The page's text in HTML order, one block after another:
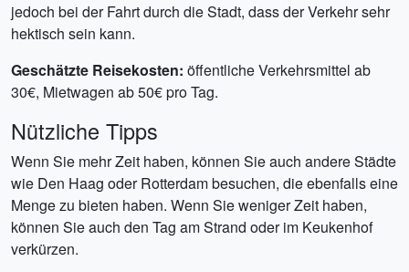
jedoch bei der Fahrt durch die Stadt, dass der Verkehr sehr
hektisch sein kann.
Geschätzte Reisekosten: öffentliche Verkehrsmittel ab
30€, Mietwagen ab 50€ pro Tag.
Nützliche Tipps
Wenn Sie mehr Zeit haben, können Sie auch andere Städte
wie Den Haag oder Rotterdam besuchen, die ebenfalls eine
Menge zu bieten haben. Wenn Sie weniger Zeit haben,
können Sie auch den Tag am Strand oder im Keukenhof
verkürzen.